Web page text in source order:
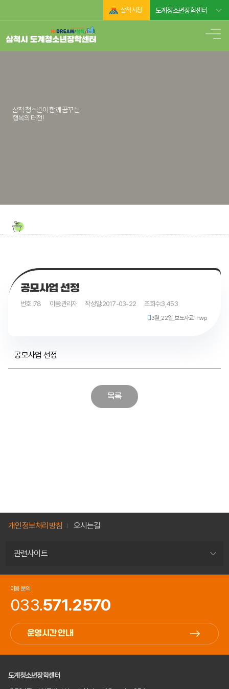
삼척시청 도계청소년장학센터
삼척 청소년이 함께 꿈꾸는
행복의 터전!
공모사업 선정
번호 :78 이름:관리자 작성일:2017-03-22 조회수:3,453
3월_22일_보도자료1.hwp
공모사업 선정
목록
개인정보처리방침 오시는길
관련사이트
도계청소년장학센터
이용 문의
033.571.2570
운영시간 안내